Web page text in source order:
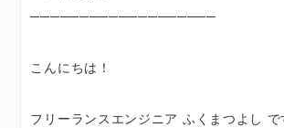
───────────────────
こんにちは！
フリーランスエンジニア ふくまつよし で